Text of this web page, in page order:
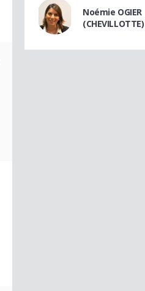
Noémie OGIER
(CHEVILLOTTE)